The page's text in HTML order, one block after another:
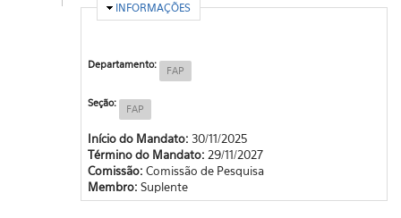
OCULTAR
INFORMAÇÕES
Departamento: FAP
Seção: FAP
Início do Mandato: 30/11/2025
Término do Mandato: 29/11/2027
Comissão: Comissão de Pesquisa
Membro: Suplente